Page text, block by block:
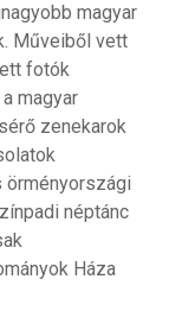
magyar
Műveiből vett
fotók
magyar
zenekarok
örményországi
néptánc
Háza